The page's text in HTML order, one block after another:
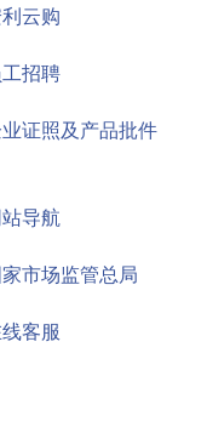
云购
工招聘
证照及产品批件
导航
市场监管总局
客服